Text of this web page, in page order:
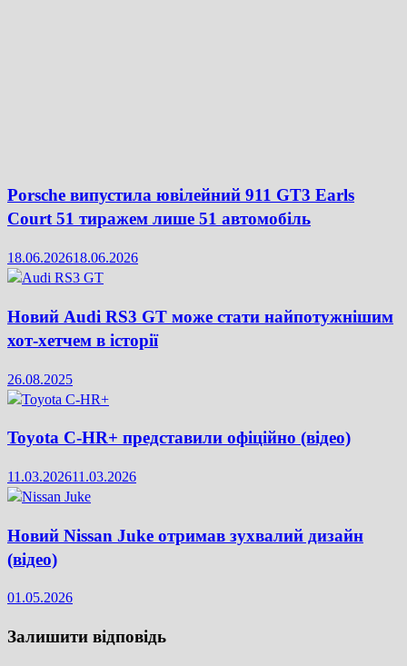
Porsche випустила ювілейний 911 GT3 Earls
Court 51 тиражем лише 51 автомобіль
18.06.202618.06.2026
Новий Audi RS3 GT може стати найпотужнішим
хот-хетчем в історії
26.08.2025
Toyota C-HR+ представили офіційно (відео)
11.03.202611.03.2026
Новий Nissan Juke отримав зухвалий дизайн
(відео)
01.05.2026
Залишити відповідь